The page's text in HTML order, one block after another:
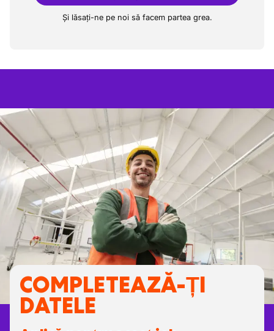
Și lăsați-ne pe noi să facem partea grea.
COMPLETEAZĂ-ȚI
DATELE